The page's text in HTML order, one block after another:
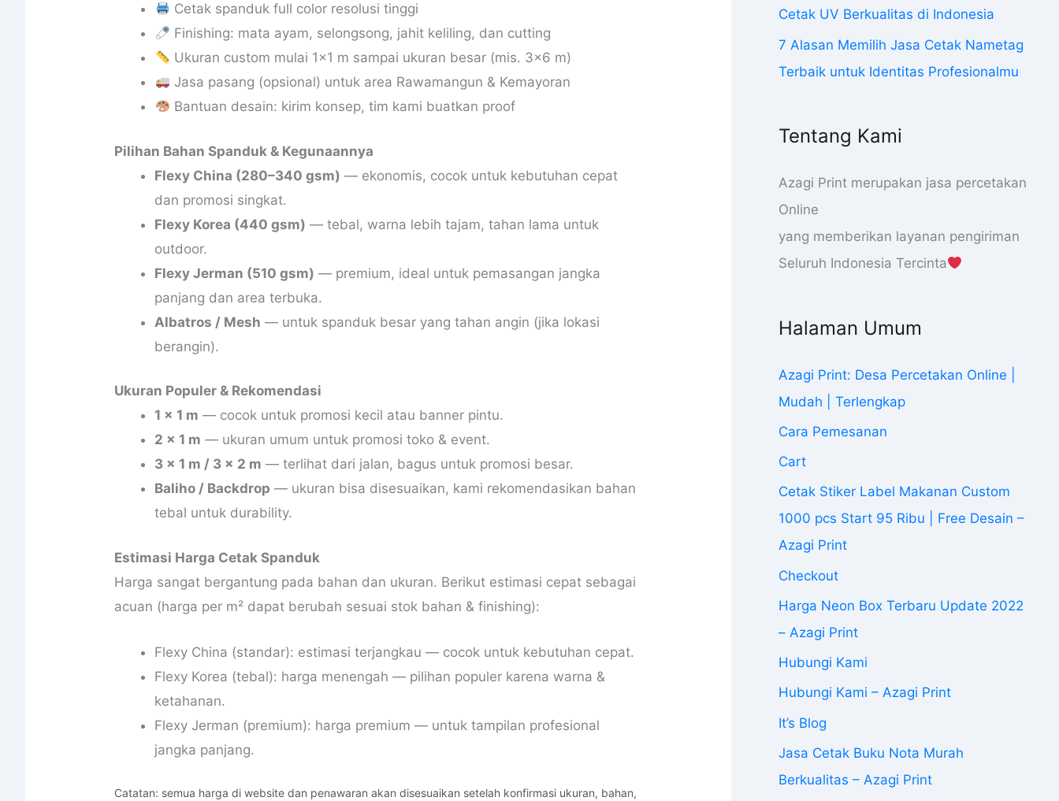
Cetak spanduk full color resolusi tinggi
Finishing: mata ayam, selongsong, jahit keliling, dan cutting
Ukuran custom mulai 1×1 m sampai ukuran besar (mis. 3×6 m)
Jasa pasang (opsional) untuk area Rawamangun & Kemayoran
Bantuan desain: kirim konsep, tim kami buatkan proof
Pilihan Bahan Spanduk & Kegunaannya
Flexy China (280–340 gsm) — ekonomis, cocok untuk kebutuhan cepat
dan promosi singkat.
Flexy Korea (440 gsm) — tebal, warna lebih tajam, tahan lama untuk
outdoor.
Flexy Jerman (510 gsm) — premium, ideal untuk pemasangan jangka
panjang dan area terbuka.
Albatros / Mesh — untuk spanduk besar yang tahan angin (jika lokasi
berangin).
Ukuran Populer & Rekomendasi
1 x 1 m — cocok untuk promosi kecil atau banner pintu.
2 x 1 m — ukuran umum untuk promosi toko & event.
3 x 1 m / 3 x 2 m — terlihat dari jalan, bagus untuk promosi besar.
Baliho / Backdrop — ukuran bisa disesuaikan, kami rekomendasikan bahan
tebal untuk durability.
Estimasi Harga Cetak Spanduk
Harga sangat bergantung pada bahan dan ukuran. Berikut estimasi cepat sebagai
acuan (harga per m² dapat berubah sesuai stok bahan & finishing):
Flexy China (standar): estimasi terjangkau — cocok untuk kebutuhan cepat.
Flexy Korea (tebal): harga menengah — pilihan populer karena warna &
ketahanan.
Flexy Jerman (premium): harga premium — untuk tampilan profesional
jangka panjang.
Catatan: semua harga di website dan penawaran akan disesuaikan setelah konfirmasi ukuran, bahan,
Cetak UV Berkualitas di Indonesia
7 Alasan Memilih Jasa Cetak Nametag
Terbaik untuk Identitas Profesionalmu
Tentang Kami
Azagi Print merupakan jasa percetakan
Online
yang memberikan layanan pengiriman
Seluruh Indonesia Tercinta
Halaman Umum
Azagi Print: Desa Percetakan Online |
Mudah | Terlengkap
Cara Pemesanan
Cart
Cetak Stiker Label Makanan Custom
1000 pcs Start 95 Ribu | Free Desain –
Azagi Print
Checkout
Harga Neon Box Terbaru Update 2022
– Azagi Print
Hubungi Kami
Hubungi Kami – Azagi Print
It’s Blog
Jasa Cetak Buku Nota Murah
Berkualitas – Azagi Print